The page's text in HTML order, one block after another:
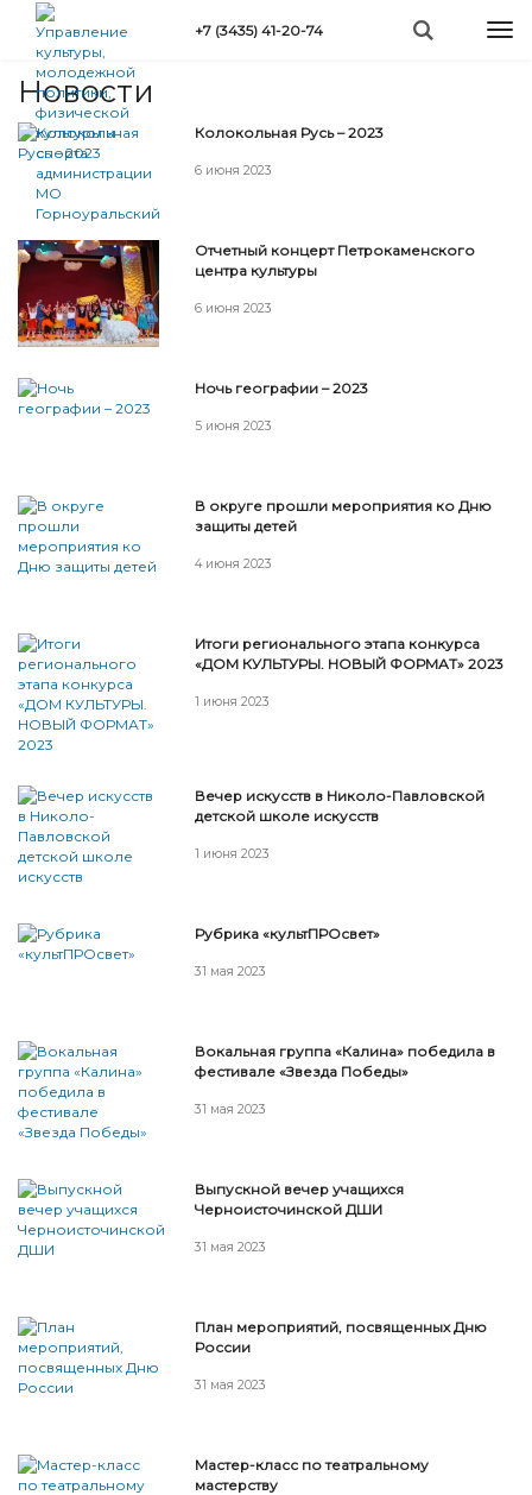
Перейти
основному
содержанию
+7 (3435) 41-20-74
Вы
здесь
Новости
Колокольная Русь – 2023
6 июня 2023
Отчетный концерт Петрокаменского
центра культуры
6 июня 2023
Ночь географии – 2023
5 июня 2023
В округе прошли мероприятия ко Дню
защиты детей
4 июня 2023
Итоги регионального этапа конкурса
«ДОМ КУЛЬТУРЫ. НОВЫЙ ФОРМАТ» 2023
1 июня 2023
Вечер искусств в Николо-Павловской
детской школе искусств
1 июня 2023
Рубрика «культПРОсвет»
31 мая 2023
Вокальная группа «Калина» победила в
фестивале «Звезда Победы»
31 мая 2023
Выпускной вечер учащихся
Черноисточинской ДШИ
31 мая 2023
План мероприятий, посвященных Дню
России
31 мая 2023
Мастер-класс по театральному
мастерству